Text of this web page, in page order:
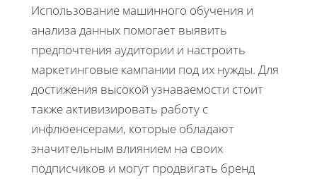
Использование машинного обучения и
анализа данных помогает выявить
предпочтения аудитории и настроить
маркетинговые кампании под их нужды. Для
достижения высокой узнаваемости стоит
также активизировать работу с
инфлюенсерами, которые обладают
значительным влиянием на своих
подписчиков и могут продвигать бренд